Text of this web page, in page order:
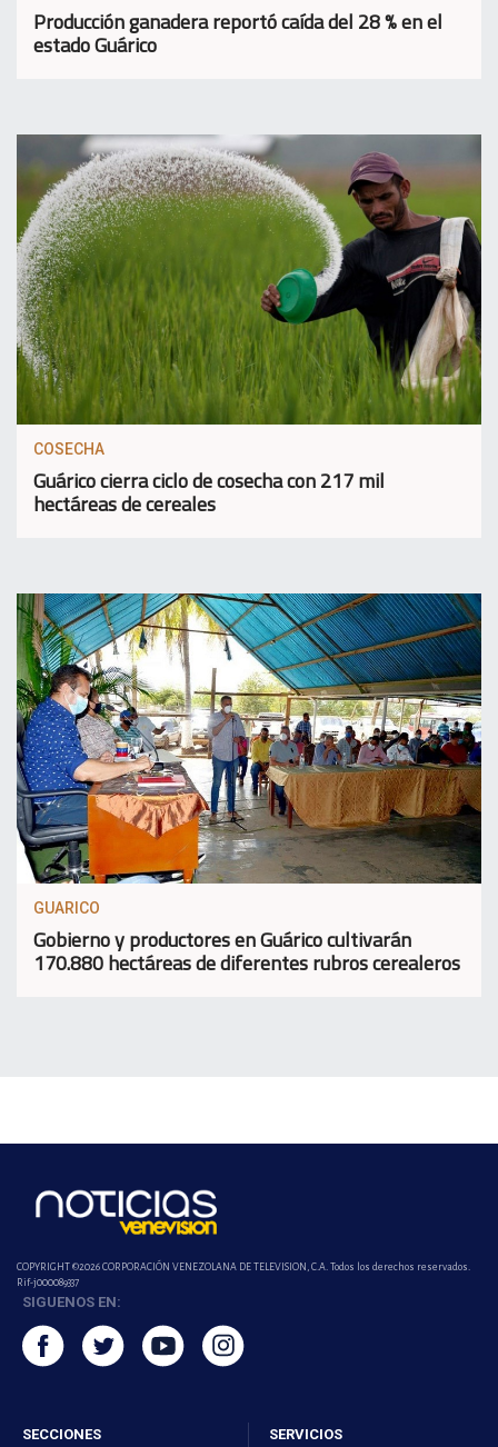
Producción ganadera reportó caída del 28 % en el
estado Guárico
COSECHA
Guárico cierra ciclo de cosecha con 217 mil
hectáreas de cereales
GUARICO
Gobierno y productores en Guárico cultivarán
170.880 hectáreas de diferentes rubros cerealeros
COPYRIGHT ©2026 CORPORACIÓN VENEZOLANA DE TELEVISION, C.A. Todos los derechos reservados.
Rif-j000089337
SIGUENOS EN:
SECCIONES SERVICIOS